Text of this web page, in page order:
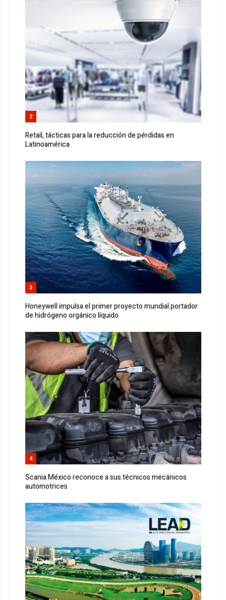
2
Retail, tácticas para la reducción de pérdidas en
Latinoamérica
3
Honeywell impulsa el primer proyecto mundial portador
de hidrógeno orgánico líquido
4
Scania México reconoce a sus técnicos mecánicos
automotrices